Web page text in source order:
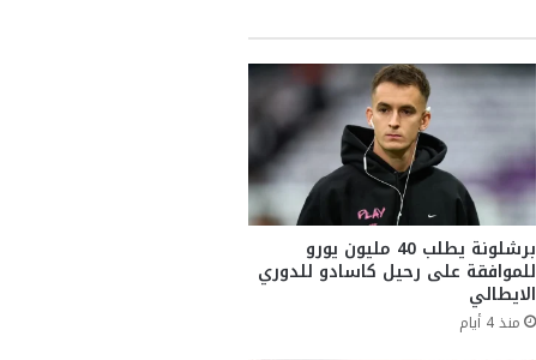
برشلونة يطلب 40 مليون يورو
للموافقة على رحيل كاسادو للدوري
الايطالي
منذ 4 أيام